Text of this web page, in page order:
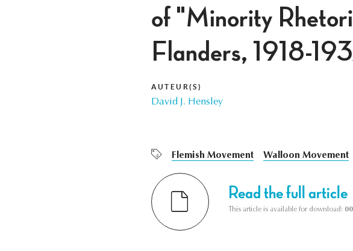
of "Minority
Flanders, 1918-
AUTEUR(S)
David J. Hensley
Flemish Movement Walloon Movement
Read the full article
This article is available for download: